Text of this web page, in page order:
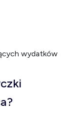
wydatków